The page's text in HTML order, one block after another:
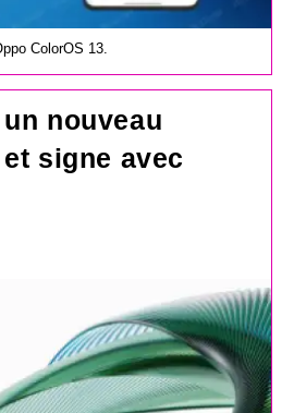
ColorOS 13.
nouveau
signe avec